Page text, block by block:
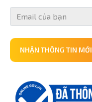
NHẬN THÔNG TIN MỚI